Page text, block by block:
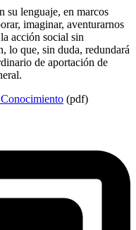
su lenguaje, en marcos
imaginar, aventurarnos
acción social sin
lo que, sin duda, redundará
de aportación de
(pdf)